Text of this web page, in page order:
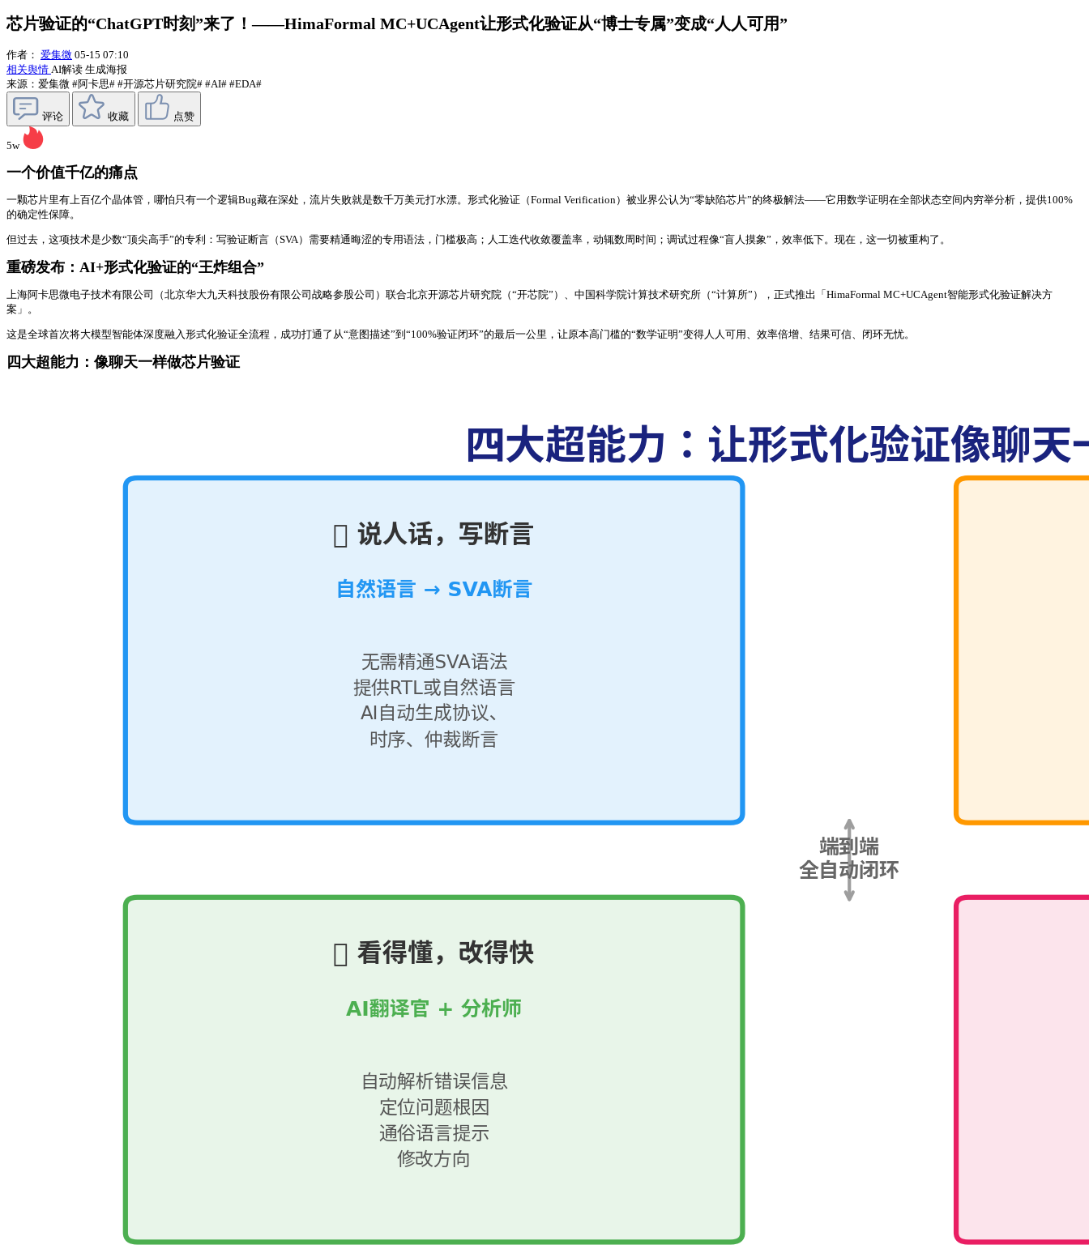
芯片验证的“ChatGPT时刻”来了！——HimaFormal MC+UCAgent让形式化验证从“博士专属”变成“人人可用”
作者： 爱集微 05-15 07:10
相关舆情 AI解读 生成海报
来源：爱集微 #阿卡思# #开源芯片研究院# #AI# #EDA#
评论 收藏 点赞
5w
一个价值千亿的痛点
一颗芯片里有上百亿个晶体管，哪怕只有一个逻辑Bug藏在深处，流片失败就是数千万美元打水漂。形式化验证（Formal Verification）被业界公认为“零缺陷芯片”的终极解法——它用数学证明在全部状态空间内穷举分析，提供100%
的确定性保障。
但过去，这项技术是少数“顶尖高手”的专利：写验证断言（SVA）需要精通晦涩的专用语法，门槛极高；人工迭代收敛覆盖率，动辄数周时间；调试过程像“盲人摸象”，效率低下。现在，这一切被重构了。
重磅发布：AI+形式化验证的“王炸组合”
上海阿卡思微电子技术有限公司（北京华大九天科技股份有限公司战略参股公司）联合北京开源芯片研究院（“开芯院”）、中国科学院计算技术研究所（“计算所”），正式推出「HimaFormal MC+UCAgent智能形式化验证解决方
案」。
这是全球首次将大模型智能体深度融入形式化验证全流程，成功打通了从“意图描述”到“100%验证闭环”的最后一公里，让原本高门槛的“数学证明”变得人人可用、效率倍增、结果可信、闭环无忧。
四大超能力：像聊天一样做芯片验证